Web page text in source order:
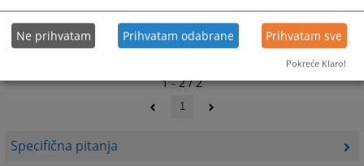
Specifična pitanja
changing
dates.
changing
dates.
1 - 2 / 2
1
Ne prihvatam Prihvatam odabrane Prihvatam sve
Pokreće Klaro!